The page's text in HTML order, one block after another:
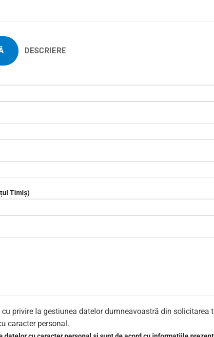
DESCRIERE
Timiș)
privire la gestiunea datelor dumneavoastră din solicitarea
caracter personal.